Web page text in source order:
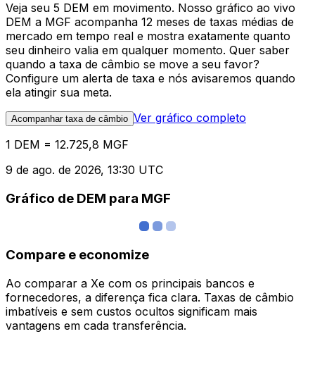
Veja seu 5 DEM em movimento. Nosso gráfico ao vivo
DEM a MGF acompanha 12 meses de taxas médias de
mercado em tempo real e mostra exatamente quanto
seu dinheiro valia em qualquer momento. Quer saber
quando a taxa de câmbio se move a seu favor?
Configure um alerta de taxa e nós avisaremos quando
ela atingir sua meta.
Acompanhar taxa de câmbio Ver gráfico completo
1 DEM = 12.725,8 MGF
9 de ago. de 2026, 13:30 UTC
Gráfico de DEM para MGF
Compare e economize
Ao comparar a Xe com os principais bancos e
fornecedores, a diferença fica clara. Taxas de câmbio
imbatíveis e sem custos ocultos significam mais
vantagens em cada transferência.